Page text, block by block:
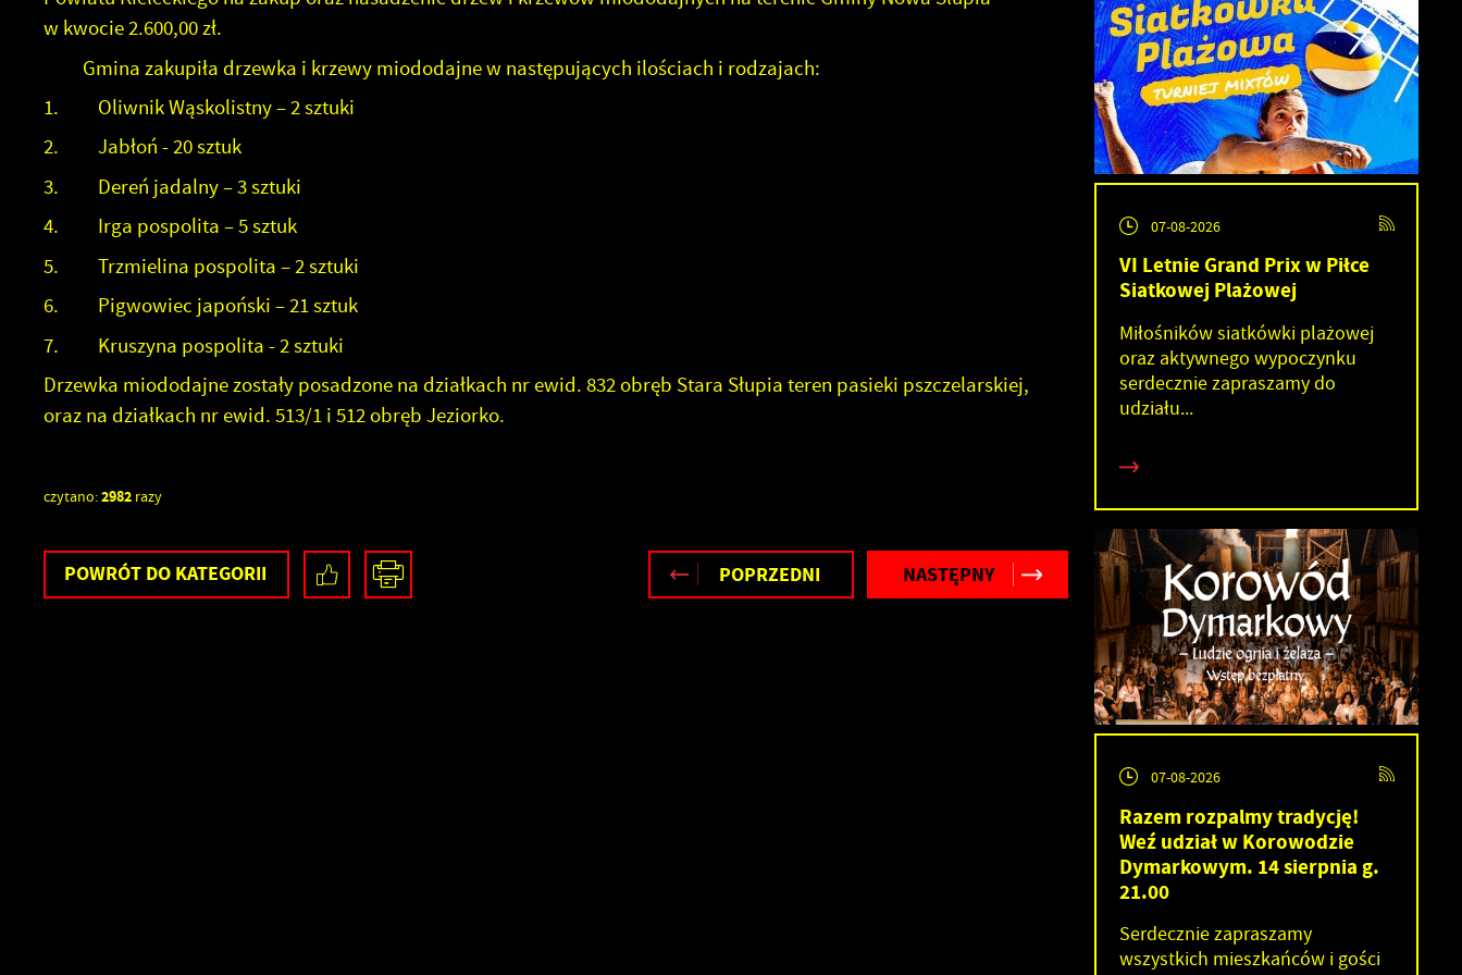
w kwocie 2.600,00 zł.
Gmina zakupiła drzewka i krzewy miododajne w następujących ilościach i rodzajach:
1. Oliwnik Wąskolistny – 2 sztuki
2. Jabłoń - 20 sztuk
3. Dereń jadalny – 3 sztuki
4. Irga pospolita – 5 sztuk
5. Trzmielina pospolita – 2 sztuki
6. Pigwowiec japoński – 21 sztuk
7. Kruszyna pospolita - 2 sztuki
Drzewka miododajne zostały posadzone na działkach nr ewid. 832 obręb Stara Słupia teren pasieki pszczelarskiej,
oraz na działkach nr ewid. 513/1 i 512 obręb Jeziorko.
czytano:2982razy
POWRÓT DO KATEGORII POPRZEDNI NASTĘPNY
07-08-2026
VI Letnie Grand Prix w Piłce
Siatkowej Plażowej
Miłośników siatkówki plażowej
oraz aktywnego wypoczynku
serdecznie zapraszamy do
udziału...
07-08-2026
Razem rozpalmy tradycję!
Weź udział w Korowodzie
Dymarkowym. 14 sierpnia g.
21.00
Serdecznie zapraszamy
wszystkich mieszkańców i gości